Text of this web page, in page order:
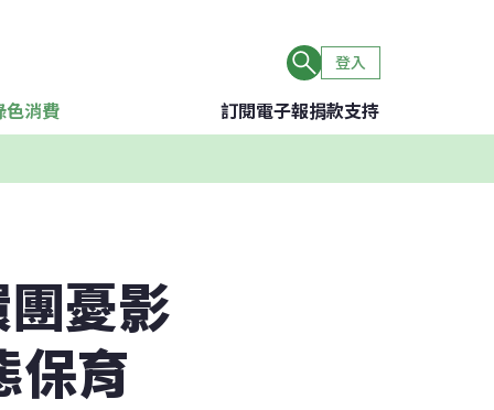
登入
色消費 訂閱電子報捐款支持
憂影
保育